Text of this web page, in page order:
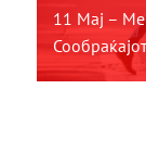
11 Мај –
Сообраќајот